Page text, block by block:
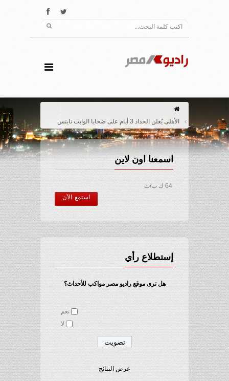
الأهلى يُعلن الحداد 3 أيام على ضحايا الوايت نايتس
اسمعنا اون لاين
64 ك ب/ث
استمع الآن
إستطلاع رأي
هل ترى موقع راديو مصر مواكب للأحداث؟
نعم
لا
عرض النتائج